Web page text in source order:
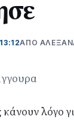
ΑΠΌ
λόγο